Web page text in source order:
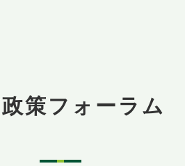
策フォーラム